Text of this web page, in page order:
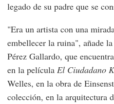
legado de su padre que se
"Era un artista con una
embellecer la ruina", añade
Pérez Gallardo, que
en la película El Ciudadano
Welles, en la obra de
colección, en la arquitectura